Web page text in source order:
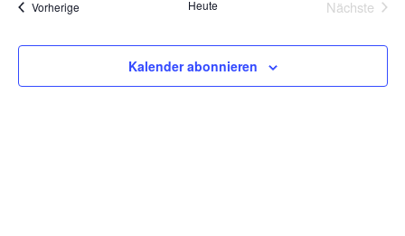
VorherigeVeranstaltungen Heute
Nächste
Kalender abonnieren